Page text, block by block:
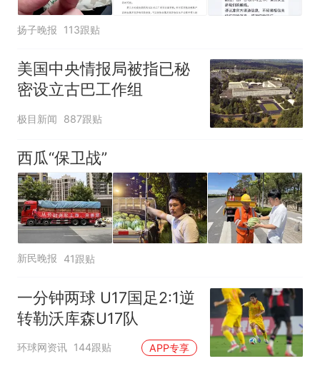
扬子晚报 113跟贴
美国中央情报局被指已秘
密设立古巴工作组
极目新闻 887跟贴
西瓜“保卫战”
新民晚报 41跟贴
一分钟两球 U17国足2:1逆
转勒沃库森U17队
环球网资讯 144跟贴 APP专享